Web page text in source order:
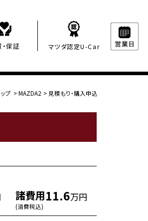
保証 マツダ認定U-Car
プ >MAZDA2 > 見積もり・購入申込
諸費用
(消費税込)
11.6万円